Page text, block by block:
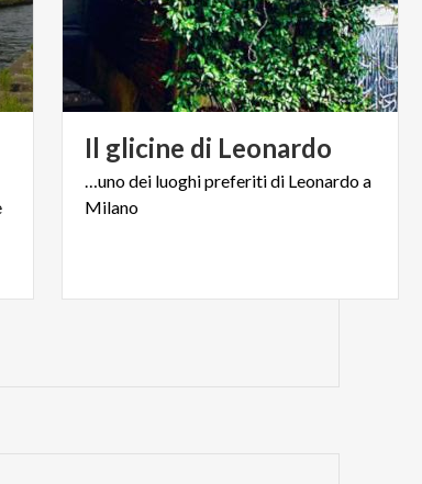
Il glicine di Leonardo
…unodei luoghipreferitidi Leonardoa
Milano